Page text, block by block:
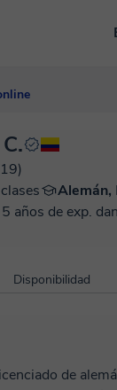
Alemán,
años de exp.
Disponibilidad
de